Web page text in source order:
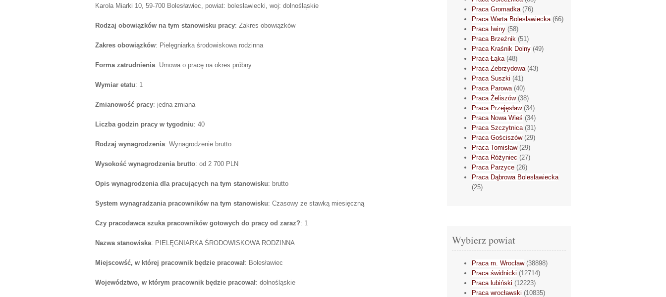
Karola Miarki 10, 59-700 Bolesławiec, powiat: bolesławiecki, woj: dolnośląskie
Rodzaj obowiązków na tym stanowisku pracy: Zakres obowiązków
Zakres obowiązków: Pielęgniarka środowiskowa rodzinna
Forma zatrudnienia: Umowa o pracę na okres próbny
Wymiar etatu: 1
Zmianowość pracy: jedna zmiana
Liczba godzin pracy w tygodniu: 40
Rodzaj wynagrodzenia: Wynagrodzenie brutto
Wysokość wynagrodzenia brutto: od 2 700 PLN
Opis wynagrodzenia dla pracujących na tym stanowisku: brutto
System wynagradzania pracowników na tym stanowisku: Czasowy ze stawką miesięczną
Czy pracodawca szuka pracowników gotowych do pracy od zaraz?: 1
Nazwa stanowiska: PIELĘGNIARKA ŚRODOWISKOWA RODZINNA
Miejscowść, w której pracownik będzie pracował: Bolesławiec
Województwo, w którym pracownik będzie pracował: dolnośląskie
Praca Gromadka(76)
Praca Warta Bolesławiecka(66)
Praca Iwiny (58)
Praca Brzeźnik (51)
Praca Kraśnik Dolny (49)
Praca Łąka(48)
Praca Zebrzydowa(43)
Praca Suszki (41)
Praca Parowa(40)
Praca Żeliszów(38)
Praca Przejęsław(34)
Praca Nowa Wieś (34)
Praca Szczytnica(31)
Praca Gościszów(29)
Praca Tomisław(29)
Praca Różyniec (27)
Praca Parzyce (26)
Praca Dąbrowa Bolesławiecka
(25)
Wybierz powiat
Praca m. Wrocław(38898)
Praca świdnicki (12714)
Praca lubiński (12223)
Praca wrocławski (10835)